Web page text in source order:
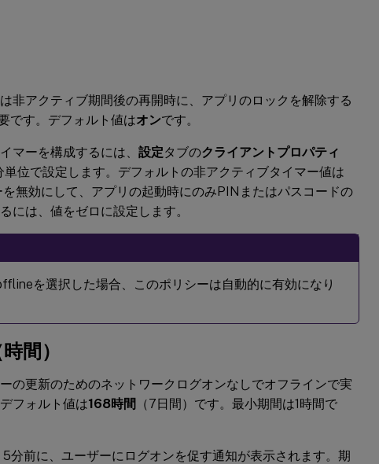
非アクティブ期間後の再開時に、アプリのロックを解除する
です。デフォルト値はオンです。
マーを構成するには、 設定タブのクライアントプロパティ
位で設定します。デフォルトの非アクティブタイマー値は
無効にして、アプリの起動時にのみPINまたはパスコードの
には、値をゼロに設定します。
を選択した場合、このポリシーは自動的に有効になり
間）
の更新のためのネットワークログオンなしでオフラインで実
フォルト値は168時間
（7日間）です。最小期間は1時間で
分前に、ユーザーにログオンを促す通知が表示されます。期